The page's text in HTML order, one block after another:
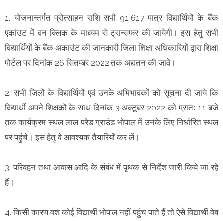
1. योजनान्तर्गत प्रोत्साहन राशि सभी 91,617 पात्र विद्यार्थियों के बैंक
एकांउट में वन क्लिक के माध्यम से ट्रान्सफर की जायेगी। इस हेतु सभी
विद्यार्थियों के बैंक अकाउंट की जानकारी जिला शिक्षा अधिकारियों द्वारा शिक्षा
पोर्टल पर दिनांक 26 सितम्बर 2022 तक अद्यतन की जावे।
2. सभी जिलों के विद्यार्थियों एवं उनके अभिभावकों को सूचना दी जाये कि
विद्यार्थी अपने शिक्षकों के साथ दिनांक 3 अक्टूबर 2022 को प्रातः 11 बजे
तक कार्यक्रम स्थल लाल परेड ग्राउंड भोपाल में उनके लिए निर्धारित स्थल
पर पहुंचे। इस हेतु वे आवश्यक तैयारियाँ कर लें।
3. परिवहन तथा आवास आदि के संबंध में पृथक से निर्देश जारी किये जा रहे
हैं।
4. किसी कारण वश कोई विद्यार्थी भोपाल नहीं पहुंच पाते हैं तो ऐसे विद्यार्थी वेब